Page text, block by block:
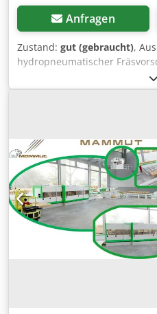
Anfragen
Zustand: gut (gebraucht),
hydropneumatischer
mm Chodeb A H Hfopfx Ag Aea